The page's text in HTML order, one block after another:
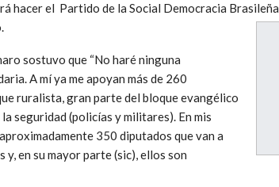
hacer el Partido de la Social Democracia
sostuvo que “No haré ninguna
A mí ya me apoyan más de 260
ruralista, gran parte del bloque evangélico
la seguridad (policías y militares). En mis
350 diputados que van a
en su mayor parte (sic), ellos son